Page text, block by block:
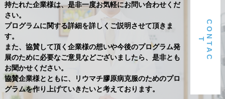
持たれた企業様は、是非一度お気軽にお問い合わせくだ
さい。
プログラムに関する詳細を詳しくご説明させて頂きま
す。
また、協賛して頂く企業様の想いや今後のプログラム発
展のために必要なご意見などございましたら、是非とも
お聞かせください。
協賛企業様とともに、リウマチ膠原病克服のためのプロ
グラムを作り上げていきたいと考えております。
C
O
N
T
A
C
T